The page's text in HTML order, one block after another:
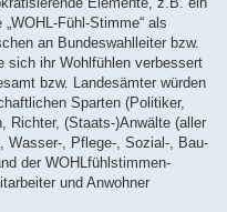
Fühl-Stimme“ als
an Bundeswahlleiter bzw.
sich ihr Wohlfühlen verbessert
bzw. Landesämter würden
Sparten (Politiker,
Richter, (Staats-)Anwälte (aller
Wasser-, Pflege-, Sozial-, Bau-
der WOHLfühlstimmen-
und Anwohner